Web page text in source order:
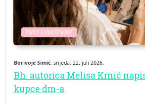
ŽIVOT I UMJETNOST
Borivoje Simić, srijeda, 22. juli 2026.
Bh. autorica Melisa Krnić
kupce dm-a